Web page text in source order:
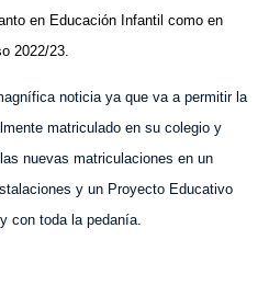
en Educación Infantil como en
2022/23.
noticia ya que va a permitir la
matriculado en su colegio y
nuevas matriculaciones en un
y un Proyecto Educativo
con toda la pedanía.